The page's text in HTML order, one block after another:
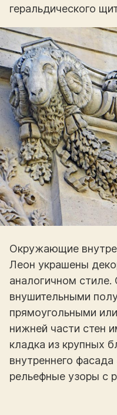
геральдического
Окружающие
Леон украшены
аналогичном
внушительными
прямоугольными
нижней части стен
кладка из крупных
внутреннего
рельефные узоры с